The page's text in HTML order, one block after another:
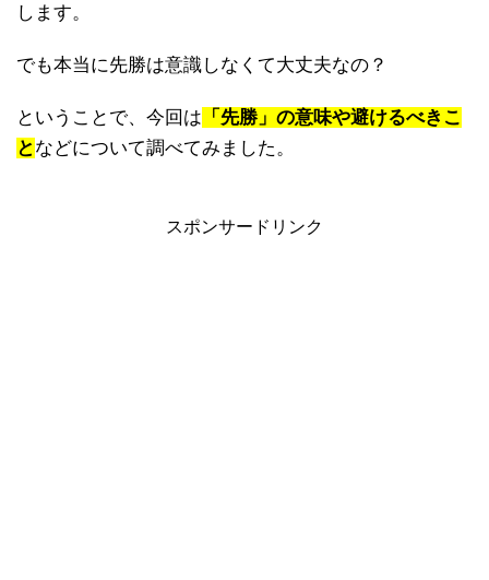
します。
でも本当に先勝は意識しなくて大丈夫なの？
ということで、今回は 「先勝」の意味や避けるべきこ
となどについて調べてみました。
スポンサードリンク